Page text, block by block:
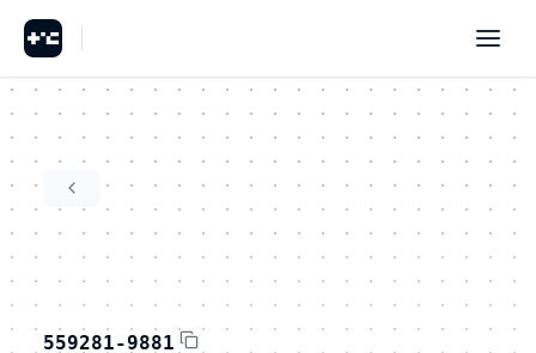
559281-9881